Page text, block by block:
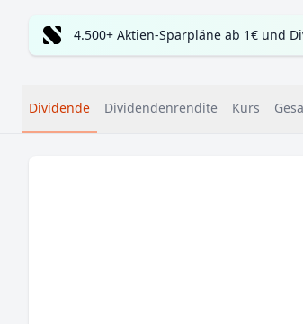
4.500+ Aktien-Sparpläne ab 1€ und
Dividende Dividendenrendite Kurs